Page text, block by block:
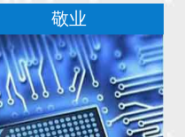
一年里公司团建正在筹备中，我
营业方便大家加班。
敬业